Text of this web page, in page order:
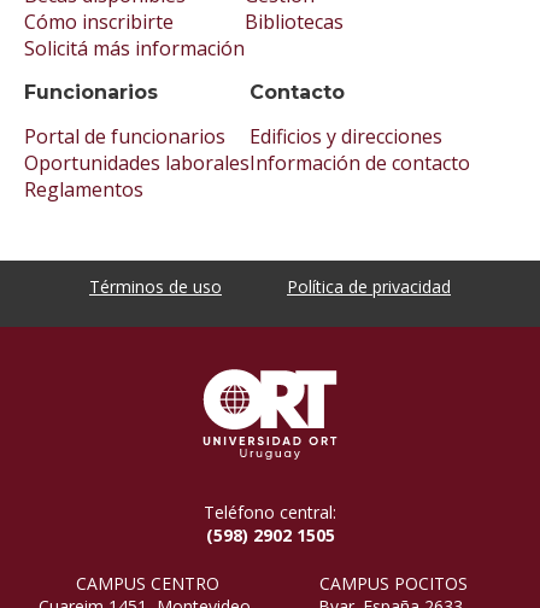
Cómo inscribirte
Solicitá más información
Bibliotecas
Funcionarios
Portal de funcionarios
Oportunidades laborales
Reglamentos
Contacto
Edificios y direcciones
Información de contacto
Términos de uso Política de privacidad
Teléfono central:
(598) 2902 1505
CAMPUS CENTRO
CAMPUS POCITOS